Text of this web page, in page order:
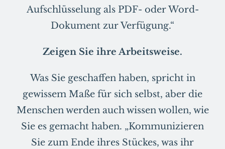
Aufschlüsselung als PDF- oder Word-
Dokument zur Verfügung.“
Zeigen Sie ihre Arbeitsweise.
Was Sie geschaffen haben, spricht in
gewissem Maße für sich selbst, aber die
Menschen werden auch wissen wollen, wie
Sie es gemacht haben. „Kommunizieren
Sie zum Ende ihres Stückes, was ihr